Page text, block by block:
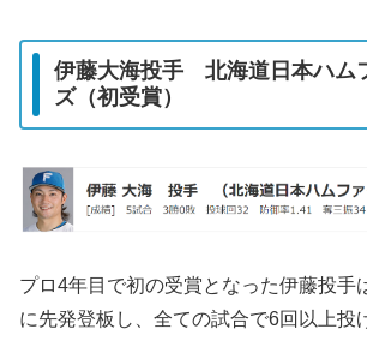
伊藤大海投手 北海道日本ハム
ズ（初受賞）
プロ4年目で初の受賞となった伊藤投手
に先発登板し、全ての試合で6回以上投